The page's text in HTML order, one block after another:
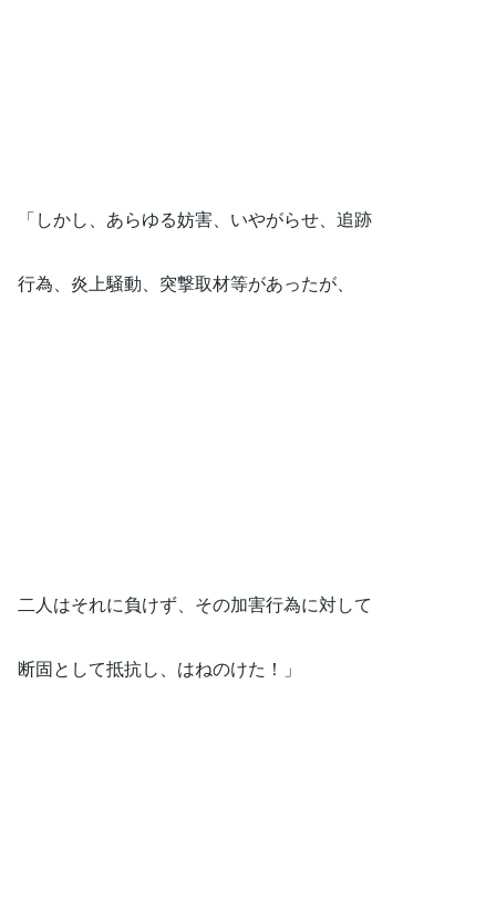
「しかし、あらゆる妨害、いやがらせ、追跡
行為、炎上騒動、突撃取材等があったが、
二人はそれに負けず、その加害行為に対して
断固として抵抗し、はねのけた！」